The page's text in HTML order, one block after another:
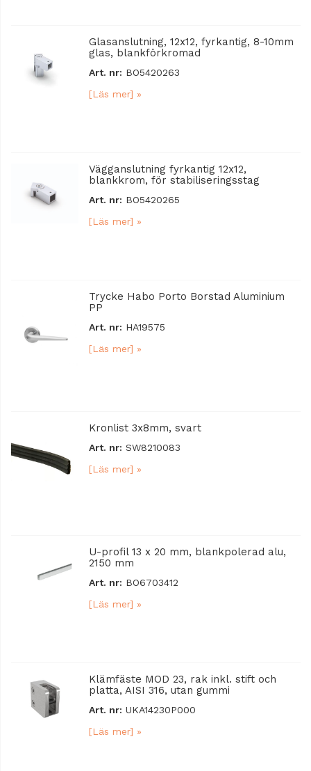
Glasanslutning, 12x12, fyrkantig, 8-10mm
glas, blankförkromad
Art. nr: BO5420263
[Läs mer] »
Vägganslutning fyrkantig 12x12,
blankkrom, för stabiliseringsstag
Art. nr: BO5420265
[Läs mer] »
Trycke Habo Porto Borstad Aluminium
PP
Art. nr: HA19575
[Läs mer] »
Kronlist 3x8mm, svart
Art. nr: SW8210083
[Läs mer] »
U-profil 13 x 20 mm, blankpolerad alu,
2150 mm
Art. nr: BO6703412
[Läs mer] »
Klämfäste MOD 23, rak inkl. stift och
platta, AISI 316, utan gummi
Art. nr: UKA14230P000
[Läs mer] »